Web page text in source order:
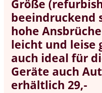
Größe
beeindruckend
hohe
leicht und leise
auch ideal für
Geräte auch
erhältlich 29,-